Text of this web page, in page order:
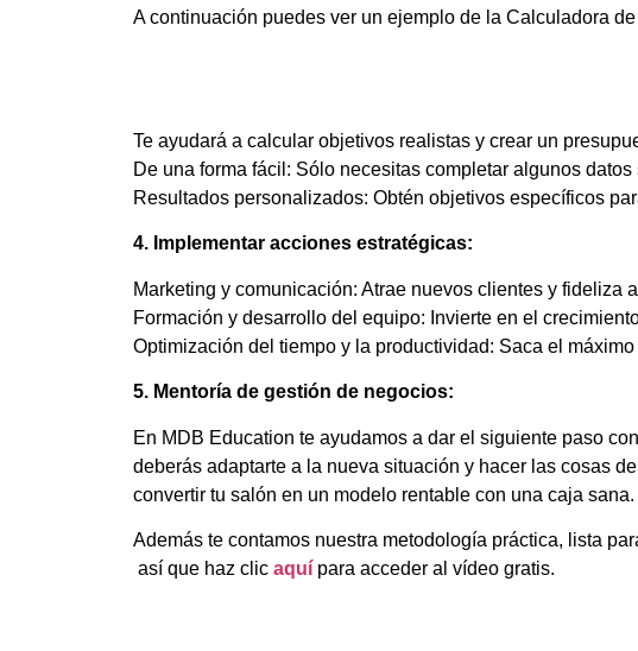
A continuación puedes ver un ejemplo de la Calculadora
Te ayudará a calcular objetivos realistas y crear un
De una forma fácil: Sólo necesitas completar algunos datos
Resultados personalizados: Obtén objetivos específicos
4. Implementar acciones estratégicas:
Marketing y comunicación: Atrae nuevos clientes y fideliza
Formación y desarrollo del equipo: Invierte en el
Optimización del tiempo y la productividad: Saca el
5. Mentoría de gestión de negocios:
En MDB Education te ayudamos a dar el siguiente paso
deberás adaptarte a la nueva situación y hacer las cosas
convertir tu salón en un modelo rentable con una caja sana.
Además te contamos nuestra metodología práctica, lista
así que haz clic aquí para acceder al vídeo gratis.